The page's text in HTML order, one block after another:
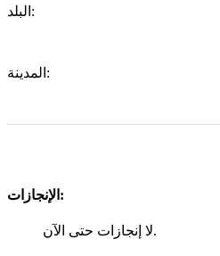
البلد:
المدينة:
الإنجازات:
لا إنجازات حتى الآن.